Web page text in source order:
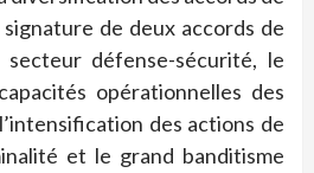
de deux accords de
défense-sécurité, le
opérationnelles des
des actions de
et le grand banditisme